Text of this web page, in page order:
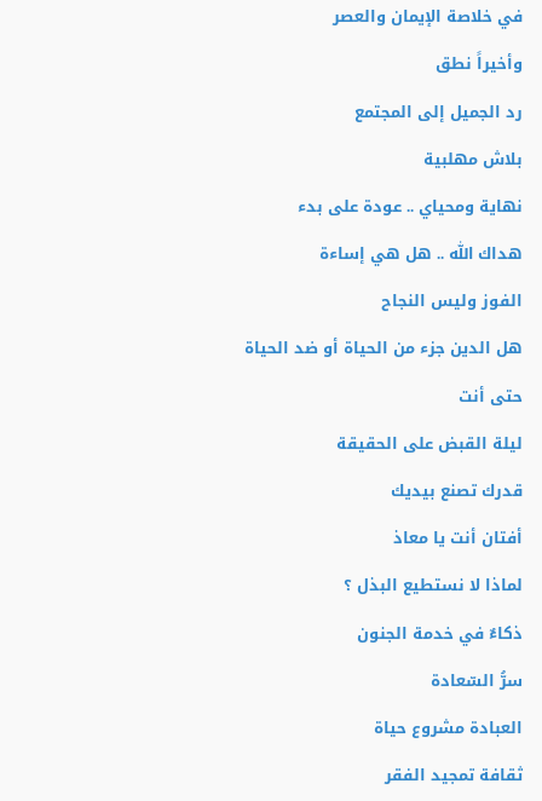
في خلاصة الإيمان والعصر
وأخيراً نطق
رد الجميل إلى المجتمع
بلاش مهلبية
نهاية ومحياي .. عودة على بدء
هداك الله .. هل هي إساءة
الفوز وليس النجاح
هل الدين جزء من الحياة أو ضد الحياة
حتى أنت
ليلة القبض على الحقيقة
قدرك تصنع بيديك
أفتان أنت يا معاذ
لماذا لا نستطيع البذل ؟
ذكاءٌ في خدمة الجنون
سرُّ السّعادة
العبادة مشروع حياة
ثقافة تمجيد الفقر